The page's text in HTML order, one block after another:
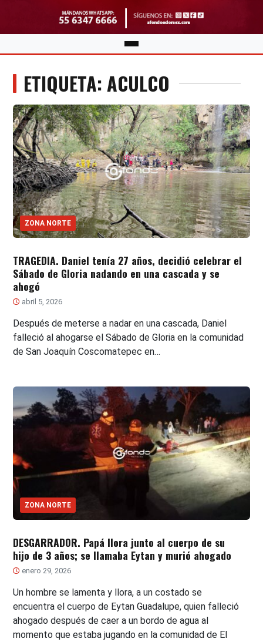
ETIQUETA: ACULCO
ZONA NORTE
TRAGEDIA. Daniel tenía 27 años, decidió celebrar el
Sábado de Gloria nadando en una cascada y se
ahogó
abril 5, 2026
Después de meterse a nadar en una cascada, Daniel
falleció al ahogarse el Sábado de Gloria en la comunidad
de San Joaquín Coscomatepec en…
ZONA NORTE
DESGARRADOR. Papá llora junto al cuerpo de su
hijo de 3 años; se llamaba Eytan y murió ahogado
enero 29, 2026
Un hombre se lamenta y llora, a un costado se
encuentra el cuerpo de Eytan Guadalupe, quien falleció
ahogado después de caer a un bordo de agua al
momento que estaba jugando en la comunidad de El